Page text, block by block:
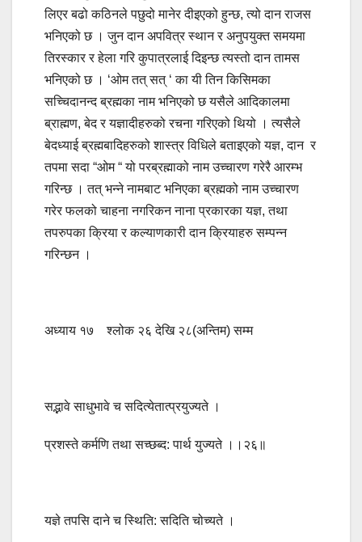
लिएर बढो कठिनले पछुदो मानेर दीइएको हुन्छ, त्यो दान राजस
भनिएको छ । जुन दान अपवित्र स्थान र अनुपयुक्त समयमा
तिरस्कार र हेला गरि कुपात्रलाई दिइन्छ त्यस्तो दान तामस
भनिएको छ । ‘ओम तत् सत् ‘ का यी तिन किसिमका
सच्चिदानन्द ब्रह्मका नाम भनिएको छ यसैले आदिकालमा
ब्राह्मण, बेद र यज्ञादीहरुको रचना गरिएको थियो । त्यसैले
बेदध्याई ब्रह्मबादिहरुको शास्त्र विधिले बताइएको यज्ञ, दान र
तपमा सदा “ओम “ यो परब्रह्माको नाम उच्चारण गरेरै आरम्भ
गरिन्छ । तत् भन्ने नामबाट भनिएका ब्रह्मको नाम उच्चारण
गरेर फलको चाहना नगरिकन नाना प्रकारका यज्ञ, तथा
तपरुपका क्रिया र कल्याणकारी दान क्रियाहरु सम्पन्न
गरिन्छन ।
अध्याय १७ श्लोक २६ देखि २८(अन्तिम) सम्म
सद्भावे साधुभावे च सदित्येतात्प्रयुज्यते ।
प्रशस्ते कर्मणि तथा सच्छब्द: पार्थ युज्यते ।।२६॥
यज्ञे तपसि दाने च स्थिति: सदिति चोच्यते ।